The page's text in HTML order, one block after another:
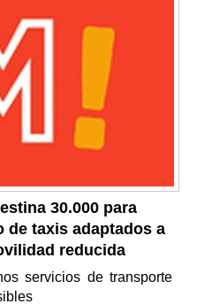
30.000 para
de taxis adaptados a
reducida
servicios de transporte